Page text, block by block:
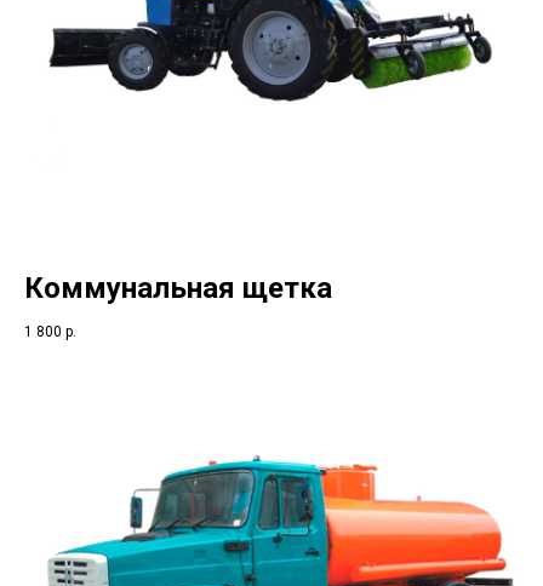
Коммунальная щетка
1 800 р.